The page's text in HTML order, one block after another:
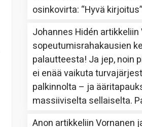
osinkovirta: “Hyvä kirjoitus”
Johannes Hidén artikkeliin
sopeutumisrahakausien
palautteesta! Ja jep, noin
ei enää vaikuta
palkinnolta – ja
massiiviselta sellaiselta.
Anon artikkeliinVornanen